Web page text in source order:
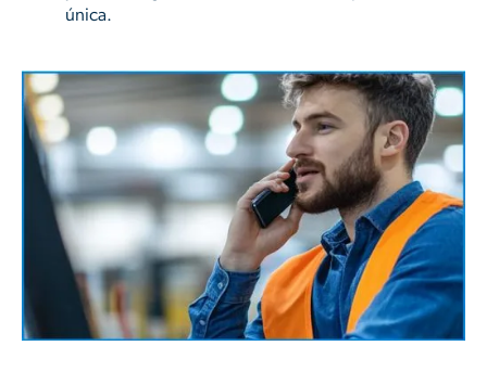
única.